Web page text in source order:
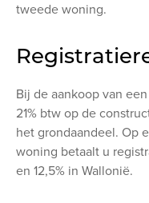
tweede woning.
Bij de aankoop van
21% btw op de
het grondaandeel. Op
woning betaalt u
en 12,5% in Wallonië.